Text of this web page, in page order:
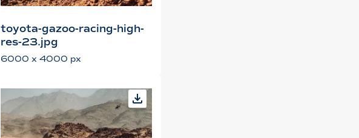
toyota-gazoo-racing-high-
res-23.jpg
6000 x 4000 px